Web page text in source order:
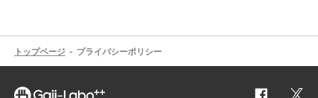
トップページ プライバシーポリシー